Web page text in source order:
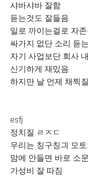
샤바샤바 잘함
듣는것도 잘들음
일로 까이는걸로 자
싸가지 없단 소리 듣
자기 사업보단 회사
신기하게 재밌음
하지만 날 언제 채찍
esfj
정치질 ㄹㅈㄷ
우리는 칭구칭긔 모
맘에 안들면 바로 소
가성비 잘 따짐